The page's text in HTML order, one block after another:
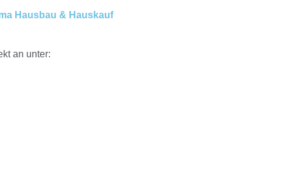
Hausbau & Hauskauf
an unter: